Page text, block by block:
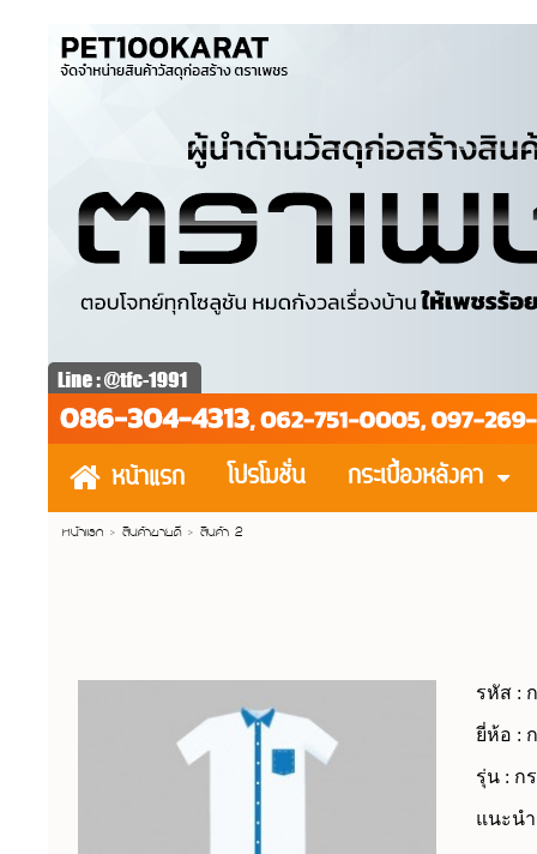
หน้าแรก โปรโมชั่น กระเบื้องหลังคา
หน้าแรก >สินค้าขายดี>สินค้า 2
รหัส :
ยี่ห้อ :
รุ่น : ก
แนะน